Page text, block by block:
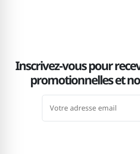
Pascal
20/06/2025
original
Inscrivez-vous pour
promotionnelles et